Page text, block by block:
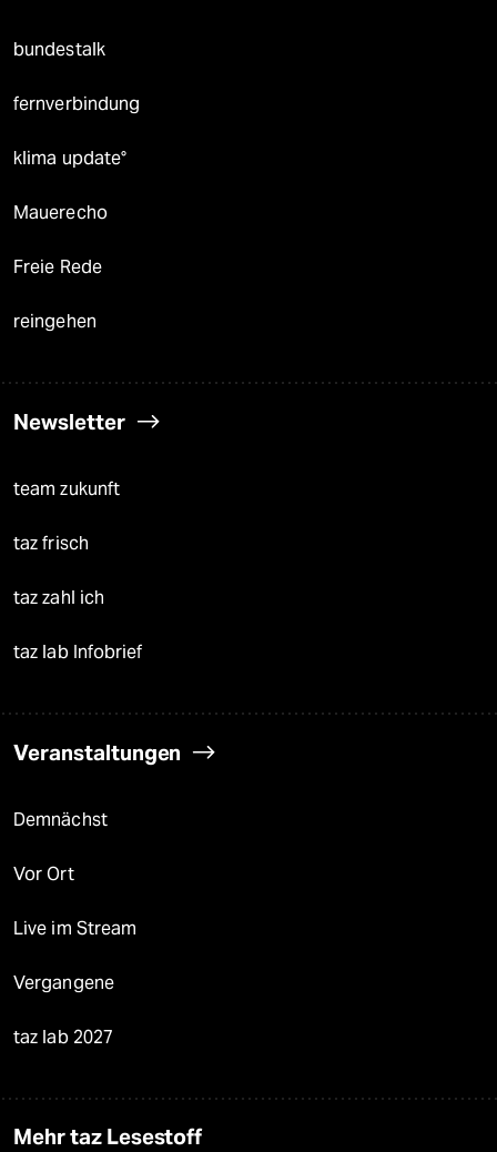
bundestalk
fernverbindung
klima update°
Mauerecho
Freie Rede
reingehen
Newsletter
team zukunft
taz frisch
taz zahl ich
taz lab Infobrief
Veranstaltungen
Demnächst
Vor Ort
Live im Stream
Vergangene
taz lab 2027
Mehr taz Lesestoff